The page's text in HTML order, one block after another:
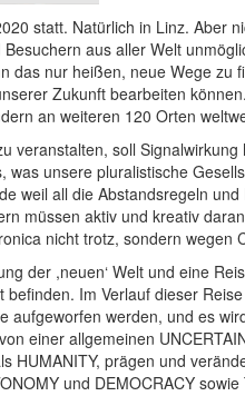
statt. Natürlich in Linz. Aber
aus aller Welt
das nur heißen, neue Wege zu
Zukunft bearbeiten
an weiteren 120 Orten
veranstalten, soll
unsere pluralistische
weil all die Abstandsregeln
müssen aktiv und kreativ
nicht trotz, sondern wegen
der ,neuen‘ Welt und eine
Im Verlauf dieser
aufgeworfen werden, und es
einer allgemeinen
HUMANITY, prägen und
und DEMOCRACY sowie